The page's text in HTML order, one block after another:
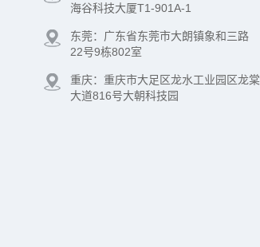
海谷科技大厦T1-901A-1
东莞：广东省东莞市大朗镇象和三路
22号9栋802室
重庆：重庆市大足区龙水工业园区龙棠
大道816号大朝科技园